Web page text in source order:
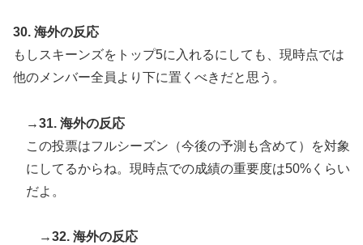
30. 海外の反応
もしスキーンズをトップ5に入れるにしても、現時点では
他のメンバー全員より下に置くべきだと思う。
→31. 海外の反応
この投票はフルシーズン（今後の予測も含めて）を対象
にしてるからね。現時点での成績の重要度は50%くらい
だよ。
→32. 海外の反応